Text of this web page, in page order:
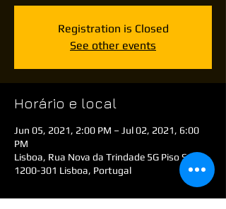
Registration is Closed
See other events
Horário e local
Jun 05, 2021, 2:00 PM – Jul 02, 2021, 6:00
PM
Lisboa, Rua Nova da Trindade 5G Piso S/L,
1200-301 Lisboa, Portugal